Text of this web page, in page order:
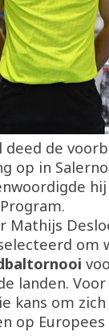
deed de
op in
Mathijs
om
landen.
kans om
op Europees